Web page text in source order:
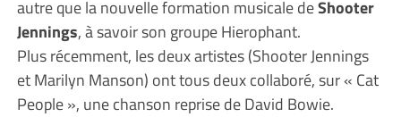
autre que la nouvelle formation musicale deShooter
Jennings, à savoir son groupe Hierophant.
Plus récemment, les deux artistes (Shooter Jennings
et Marilyn Manson) ont tous deux collaboré, sur « Cat
People », une chanson reprise de David Bowie.